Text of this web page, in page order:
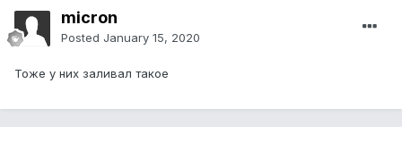
micron
Posted January 15, 2020
Тоже у них заливал такое